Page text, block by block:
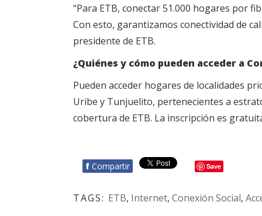
“Para ETB, conectar 51.000 hogares por
Con esto, garantizamos conectividad de
presidente de ETB.
¿Quiénes y cómo pueden acceder a
Pueden acceder hogares de localidades
Uribe y Tunjuelito, pertenecientes a
cobertura de ETB. La inscripción es
f Compartir Save
TAGS: ETB, Internet, Conexión Social,